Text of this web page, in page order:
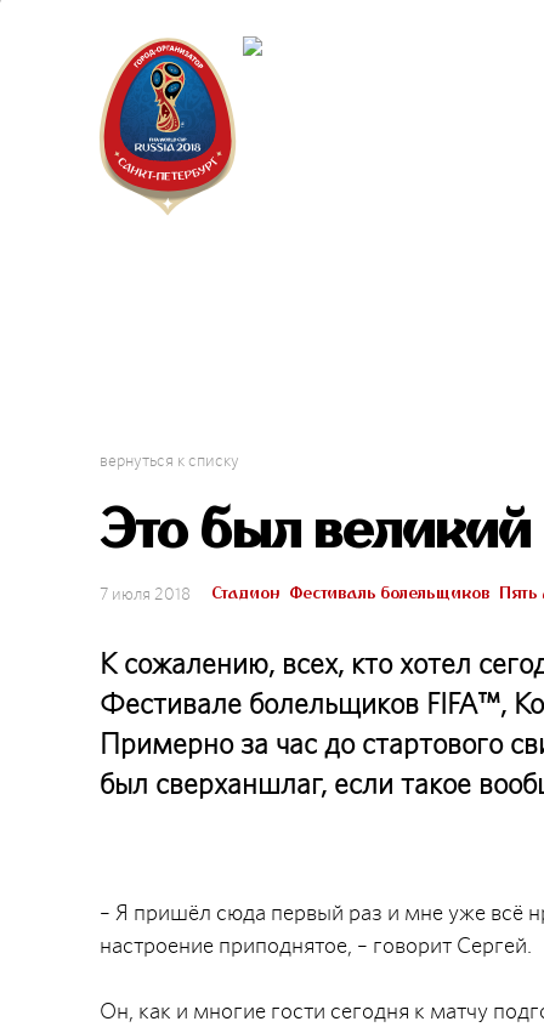
вернуться к списку
Это был
7 июля 2018 Стадион Фестиваль болельщиков Пять
К сожалению, всех, кто хотел
Фестивале болельщиков FIFA™,
Примерно за час до стартового
был сверханшлаг, если такое
– Я пришёл сюда первый раз и мне уже всё
настроение приподнятое, – говорит Сергей.
Он, как и многие гости сегодня к матчу